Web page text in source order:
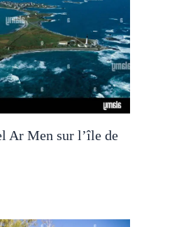
Ar Men sur l’île de